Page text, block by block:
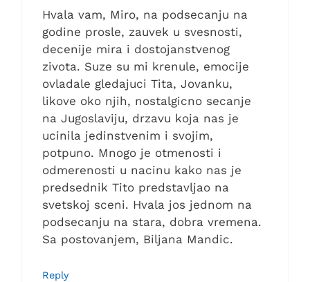
Hvala vam, Miro, na podsecanju na
godine prosle, zauvek u svesnosti,
decenije mira i dostojanstvenog
zivota. Suze su mi krenule, emocije
ovladale gledajuci Tita, Jovanku,
likove oko njih, nostalgicno secanje
na Jugoslaviju, drzavu koja nas je
ucinila jedinstvenim i svojim,
potpuno. Mnogo je otmenosti i
odmerenosti u nacinu kako nas je
predsednik Tito predstavljao na
svetskoj sceni. Hvala jos jednom na
podsecanju na stara, dobra vremena.
Sa postovanjem, Biljana Mandic.
Reply